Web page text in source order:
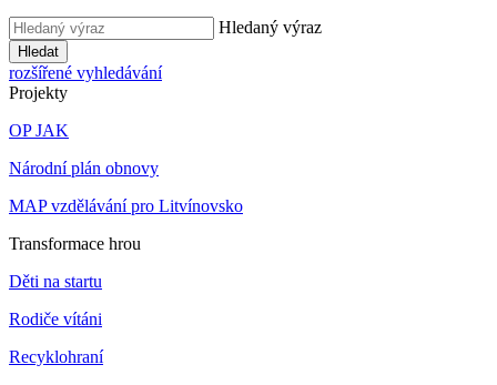
Hledaný výraz
Hledat
rozšířené vyhledávání
Projekty
OP JAK
Národní plán obnovy
MAP vzdělávání pro Litvínovsko
Transformace hrou
Děti na startu
Rodiče vítáni
Recyklohraní